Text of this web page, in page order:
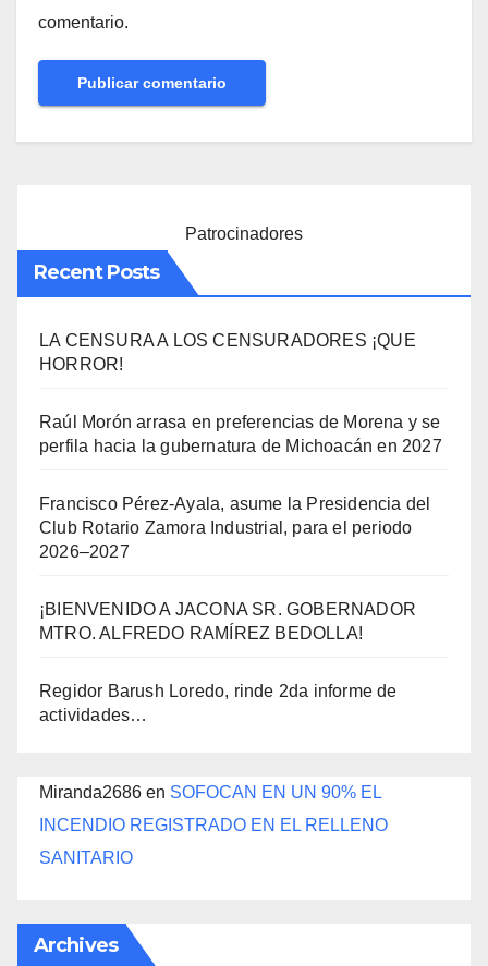
comentario.
Patrocinadores
Recent Posts
LA CENSURA A LOS CENSURADORES ¡QUE
HORROR!
Raúl Morón arrasa en preferencias de Morena y se
perfila hacia la gubernatura de Michoacán en 2027
Francisco Pérez-Ayala, asume la Presidencia del
Club Rotario Zamora Industrial, para el periodo
2026–2027
¡BIENVENIDO A JACONA SR. GOBERNADOR
MTRO. ALFREDO RAMÍREZ BEDOLLA!
Regidor Barush Loredo, rinde 2da informe de
actividades…
Miranda2686 en SOFOCAN EN UN 90% EL
INCENDIO REGISTRADO EN EL RELLENO
SANITARIO
Archives